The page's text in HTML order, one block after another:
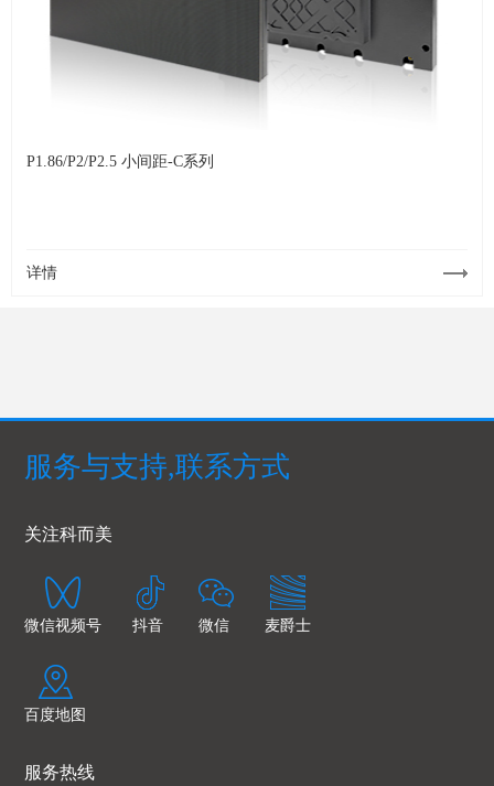
P1.86/P2/P2.5 小间距-C系列
详情
服务与支持,联系方式
关注科而美
微信视频号 抖音 微信 麦爵士
百度地图
服务热线